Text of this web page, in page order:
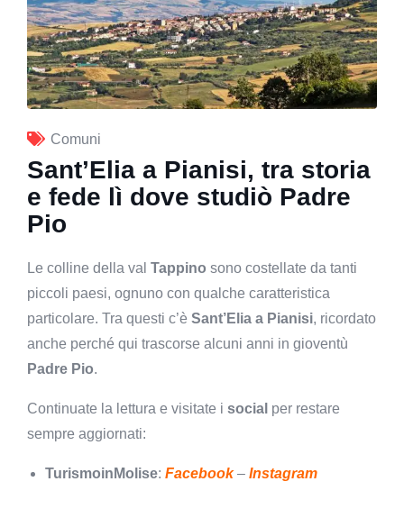
Comuni
Sant’Elia a Pianisi, tra storia
e fede lì dove studiò Padre
Pio
Le colline della val Tappino sono costellate da tanti
piccoli paesi, ognuno con qualche caratteristica
particolare. Tra questi c’è Sant’Elia a Pianisi, ricordato
anche perché qui trascorse alcuni anni in gioventù
Padre Pio.
Continuate la lettura e visitate i social per restare
sempre aggiornati:
TurismoinMolise: Facebook – Instagram